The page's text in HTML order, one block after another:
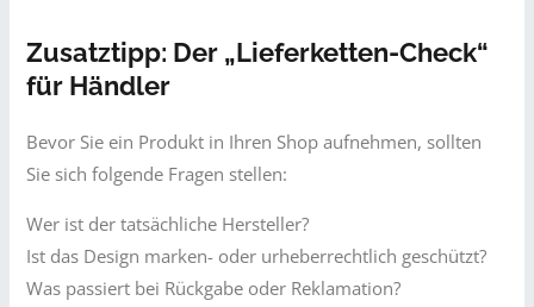
Zusatztipp: Der „Lieferketten-Check“
für Händler
Bevor Sie ein Produkt in Ihren Shop aufnehmen, sollten
Sie sich folgende Fragen stellen:
Wer ist der tatsächliche Hersteller?
Ist das Design marken- oder urheberrechtlich geschützt?
Was passiert bei Rückgabe oder Reklamation?